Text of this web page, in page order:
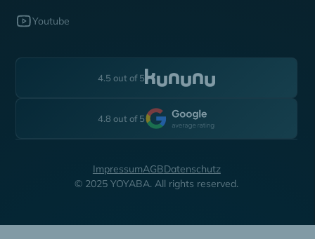
Youtube
4.5 out of 5
4.8 out of 5
© 2025 YOYABA. All rights reserved.
ImpressumAGBDatenschutz